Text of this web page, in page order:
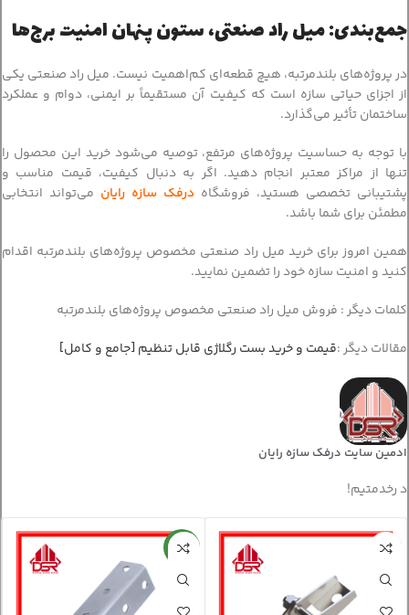
جمع‌بندی: میل راد صنعتی، ستون پنهان امنیت برج‌ها
در پروژه‌های بلندمرتبه، هیچ قطعه‌ای کم‌اهمیت نیست. میل راد صنعتی یکی
از اجزای حیاتی سازه است که کیفیت آن مستقیماً بر ایمنی، دوام و عملکرد
ساختمان تأثیر می‌گذارد.
با توجه به حساسیت پروژه‌های مرتفع، توصیه می‌شود خرید این محصول را
تنها از مراکز معتبر انجام دهید. اگر به دنبال کیفیت، قیمت مناسب و
پشتیبانی تخصصی هستید، فروشگاه درفک سازه رایان می‌تواند انتخابی
مطمئن برای شما باشد.
همین امروز برای خرید میل راد صنعتی مخصوص پروژه‌های بلندمرتبه اقدام
کنید و امنیت سازه خود را تضمین نمایید.
کلمات دیگر : فروش میل راد صنعتی مخصوص پروژه‌های بلندمرتبه
مقالات دیگر :قیمت و خرید بست رگلاژی قابل تنظیم [جامع و کامل]
ادمین سایت درفک سازه رایان
د رخدمتیم!
جدید